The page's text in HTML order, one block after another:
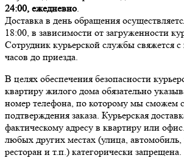
24:00, ежедневно.
Доставка в день обращения
18:00, в зависимости от загруженности
Сотрудник курьерской службы свяжется с
часов до приезда.
В целях обеспечения безопасности
квартиру жилого дома обязательно
номер телефона, по которому мы сможем
подтверждения заказа. Курьерская
фактическому адресу в квартиру или
любых других местах (улица, автомобиль,
ресторан и т.п.) категорически запрещена.